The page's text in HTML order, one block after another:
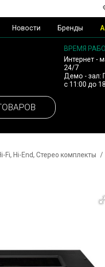
Новости Бренды
ВРЕМЯ
Интернет -
24/7
Демо - зал:
с 11:00 до
Fi, Hi-End, Стерео комплекты